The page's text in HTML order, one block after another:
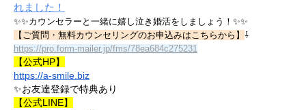
れました！
✨✨カウンセラーと一緒に嬉し泣き婚活をしましょう！✨✨
【ご質問・無料カウンセリングのお申込みはこちらから】 ⇩
https://pro.form-mailer.jp/fms/78ea684c275231
【公式HP】
https://a-smile.biz
✨お友達登録で特典あり
【公式LINE】